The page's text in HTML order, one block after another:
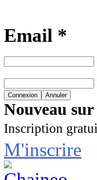
Email *
Nouveau
Inscription
M'inscrire